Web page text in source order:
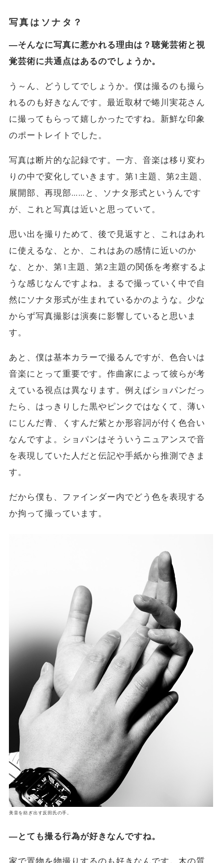
写真はソナタ？
―そんなに写真に惹かれる理由は？聴覚芸術と視
覚芸術に共通点はあるのでしょうか。
う～ん、どうしてでしょうか。僕は撮るのも撮ら
れるのも好きなんです。最近取材で蜷川実花さん
に撮ってもらって嬉しかったですね。新鮮な印象
のポートレイトでした。
写真は断片的な記録です。一方、音楽は移り変わ
りの中で変化していきます。第1主題、第2主題、
展開部、再現部……と、ソナタ形式というんです
が、これと写真は近いと思っていて。
思い出を撮りためて、後で見返すと、これはあれ
に使えるな、とか、これはあの感情に近いのか
な、とか、第1主題、第2主題の関係を考察するよ
うな感じなんですよね。まるで撮っていく中で自
然にソナタ形式が生まれているかのような。少な
からず写真撮影は演奏に影響していると思いま
す。
あと、僕は基本カラーで撮るんですが、色合いは
音楽にとって重要です。作曲家によって彼らが考
えている視点は異なります。例えばショパンだっ
たら、はっきりした黒やピンクではなくて、薄い
にじんだ青、くすんだ紫とか形容詞が付く色合い
なんですよ。ショパンはそういうニュアンスで音
を表現していた人だと伝記や手紙から推測できま
す。
だから僕も、ファインダー内でどう色を表現する
か拘って撮っています。
美音を紡ぎ出す反田氏の手。
―とても撮る行為が好きなんですね。